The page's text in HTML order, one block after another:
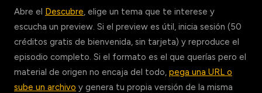
Abre el Descubre, elige un tema que te interese y
escucha un preview. Si el preview es útil, inicia sesión (50
créditos gratis de bienvenida, sin tarjeta) y reproduce el
episodio completo. Si el formato es el que querías pero el
material de origen no encaja del todo, pega una URL o
sube un archivo y genera tu propia versión de la misma